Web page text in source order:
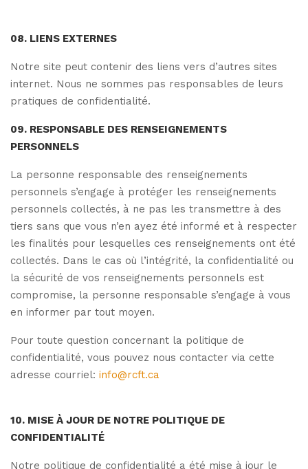
08. LIENS EXTERNES
Notre site peut contenir des liens vers d’autres sites
internet. Nous ne sommes pas responsables de leurs
pratiques de confidentialité.
09. RESPONSABLE DES RENSEIGNEMENTS
PERSONNELS
La personne responsable des renseignements
personnels s’engage à protéger les renseignements
personnels collectés, à ne pas les transmettre à des
tiers sans que vous n’en ayez été informé et à respecter
les finalités pour lesquelles ces renseignements ont été
collectés. Dans le cas où l’intégrité, la confidentialité ou
la sécurité de vos renseignements personnels est
compromise, la personne responsable s’engage à vous
en informer par tout moyen.
Pour toute question concernant la politique de
confidentialité, vous pouvez nous contacter via cette
adresse courriel: info@rcft.ca
10. MISE À JOUR DE NOTRE POLITIQUE DE
CONFIDENTIALITÉ
Notre politique de confidentialité a été mise à jour le